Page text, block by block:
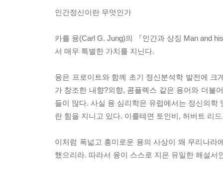
인간정신이란 무엇인가
카를 융(Carl G. Jung)의 『인간과 상징 Man and
서 매우 특별한 가치를 지닌다.
융은 프로이트와 함께 초기 정신분석학 발전에
가 창조한 내향?외향, 콤플렉스 같은 용어와 더불
들이 많다. 사실 융 심리학은 유럽에서는 정신의
란 힘을 지니고 있다. 이를테면 토인비, 허버트 리
이처럼 폭넓고 흥미로운 융의 사상이 왜 우리나
했으리라. 따라서 융이 스스로 지은 유일한 해설